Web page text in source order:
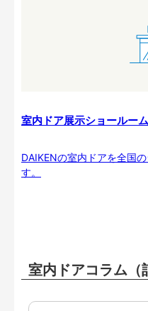
室内ドア展示ショールーム
DAIKENの室内ドアを全国
す。
室内ドアコラム（